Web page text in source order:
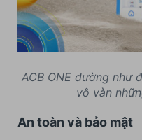
ACB ONE dường như
vô vàn
An toàn và bảo mật